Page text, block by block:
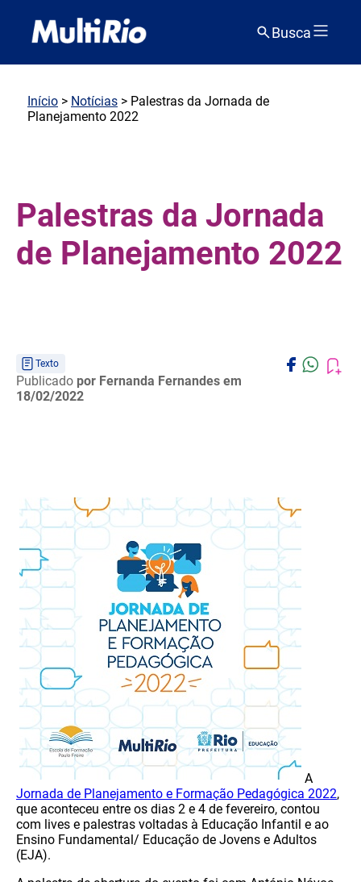
Busca
Início > Notícias > Palestras da Jornada de
Planejamento 2022
Palestras da Jornada
de Planejamento 2022
Texto
Publicado por Fernanda Fernandes em
18/02/2022
A
Jornada de Planejamento e Formação Pedagógica 2022,
que aconteceu entre os dias 2 e 4 de fevereiro, contou
com lives e palestras voltadas à Educação Infantil e ao
Ensino Fundamental/ Educação de Jovens e Adultos
(EJA).